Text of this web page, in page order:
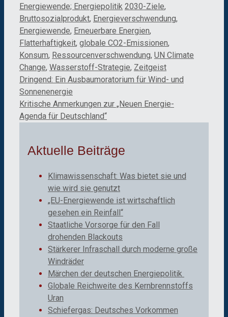
Kategorien
Energiewende; Energiepolitik Schlagwörter
2030-Ziele,
Bruttosozialprodukt, Energieverschwendung,
Energiewende, Erneuerbare Energien,
Flatterhaftigkeit, globale CO2-Emissionen,
Konsum, Ressourcenverschwendung, UN Climate
Change, Wasserstoff-Strategie, Zeitgeist
Dringend: Ein Ausbaumoratorium für Wind- und
Sonnenenergie
Kritische Anmerkungen zur „Neuen Energie-
Agenda für Deutschland“
Aktuelle Beiträge
Klimawissenschaft: Was bietet sie und
wie wird sie genutzt
„EU-Energiewende ist wirtschaftlich
gesehen ein Reinfall“
Staatliche Vorsorge für den Fall
drohenden Blackouts
Stärkerer Infraschall durch moderne große
Windräder
Märchen der deutschen Energiepolitik
Globale Reichweite des Kernbrennstoffs
Uran
Schiefergas: Deutsches Vorkommen